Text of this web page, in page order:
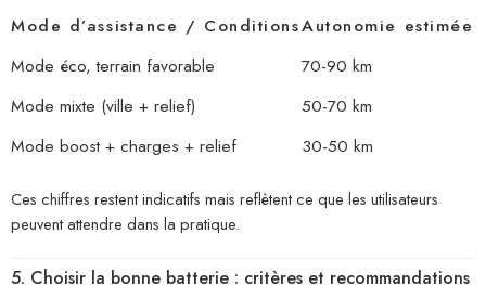
Mode d’assistance / ConditionsAutonomie estimée
Mode éco, terrain favorable
70-90 km
Mode mixte (ville + relief)
50-70 km
Mode boost + charges + relief
30-50 km
Ces chiffres restent indicatifs mais reflètent ce que les utilisateurs
peuvent attendre dans la pratique.
5. Choisir la bonne batterie : critères et recommandations